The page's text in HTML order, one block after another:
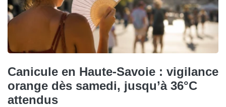
Canicule en Haute-Savoie : vigilance
orange dès samedi, jusqu’à 36°C
attendus